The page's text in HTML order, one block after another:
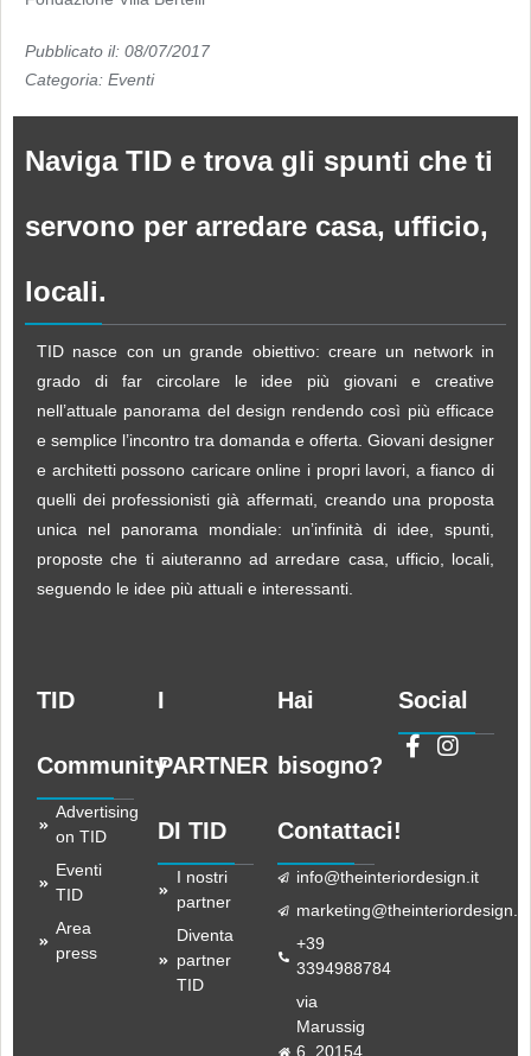
Pubblicato il: 08/07/2017
Categoria: Eventi
Naviga TID e trova gli spunti che ti
servono per arredare casa, ufficio,
locali.
TID nasce con un grande obiettivo: creare un network in
grado di far circolare le idee più giovani e creative
nell’attuale panorama del design rendendo così più efficace
e semplice l’incontro tra domanda e offerta. Giovani designer
e architetti possono caricare online i propri lavori, a fianco di
quelli dei professionisti già affermati, creando una proposta
unica nel panorama mondiale: un’infinità di idee, spunti,
proposte che ti aiuteranno ad arredare casa, ufficio, locali,
seguendo le idee più attuali e interessanti.
TID
Community
Advertising
on TID
Eventi
TID
Area
press
I
PARTNER
DI TID
I nostri
partner
Diventa
partner
TID
Hai
bisogno?
Contattaci!
info@theinteriordesign.it
marketing@theinteriordesign.it
+39
3394988784
via
Marussig
6, 20154
Social